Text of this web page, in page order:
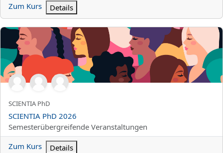
Zum Kurs
Details
SCIENTIA PhD 2026
Kurzer Kursname
SCIENTIA PhD
Kursname
SCIENTIA PhD 2026
Kursbereich
Semesterübergreifende Veranstaltungen
Zum Kurs
Details